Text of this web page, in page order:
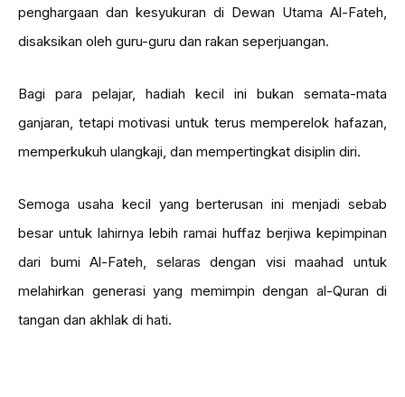
penghargaan dan kesyukuran di Dewan Utama Al-Fateh,
disaksikan oleh guru-guru dan rakan seperjuangan.
Bagi para pelajar, hadiah kecil ini bukan semata-mata
ganjaran, tetapi motivasi untuk terus memperelok hafazan,
memperkukuh ulangkaji, dan mempertingkat disiplin diri.
Semoga usaha kecil yang berterusan ini menjadi sebab
besar untuk lahirnya lebih ramai huffaz berjiwa kepimpinan
dari bumi Al-Fateh, selaras dengan visi maahad untuk
melahirkan generasi yang memimpin dengan al-Quran di
tangan dan akhlak di hati.